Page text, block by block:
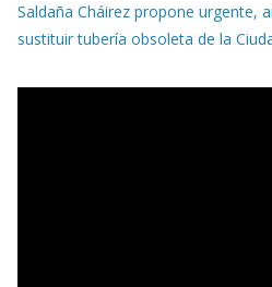
Saldaña Cháirez propone urgente,
sustituir tubería obsoleta de la